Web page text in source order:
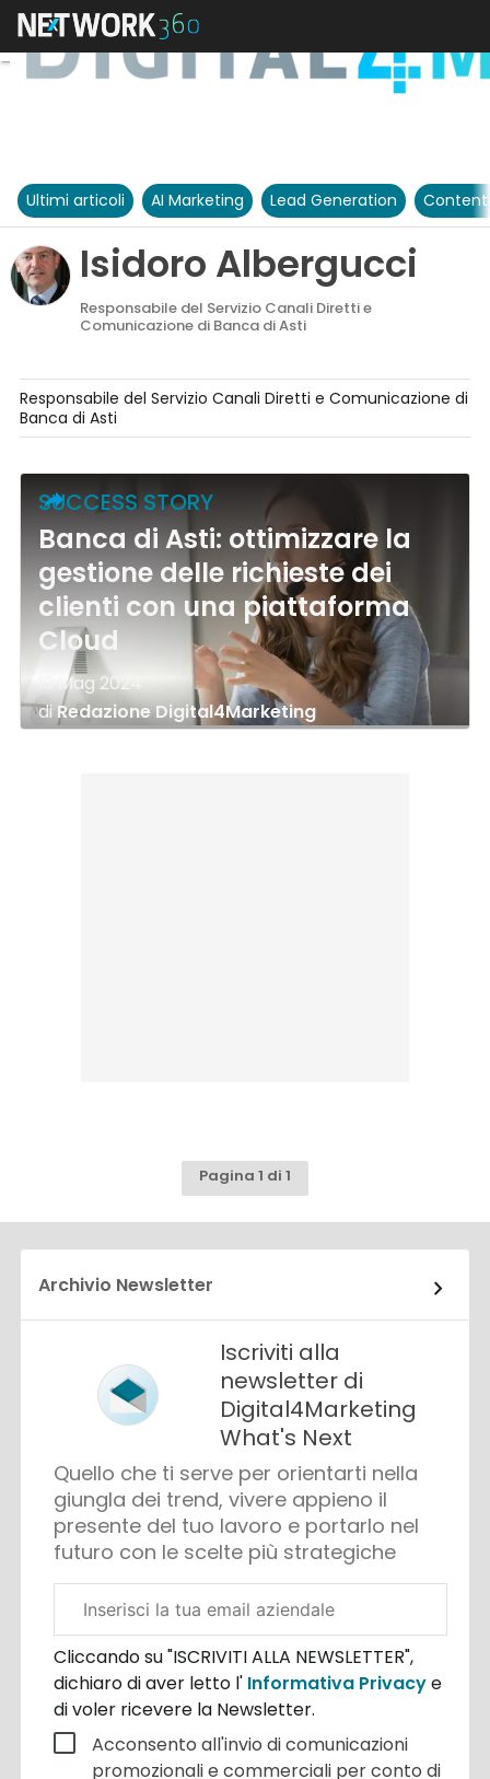
Ultimi articoli AI Marketing Lead Generation
Isidoro Albergucci
Responsabile del Servizio Canali Diretti e
Comunicazione di Banca di Asti
Responsabile del Servizio Canali Diretti e Comunicazione di
Banca di Asti
SUCCESS STORY
Banca di Asti: ottimizzare la
gestione delle richieste dei
clienti con una piattaforma
Cloud
13 Mag 2024
diRedazione Digital4Marketing
Pagina 1 di 1
Archivio Newsletter
Iscriviti alla
newsletter di
Digital4Marketing
What's Next
Quello che ti serve per orientarti nella
giungla dei trend, vivere appieno il
presente del tuo lavoro e portarlo nel
futuro con le scelte più strategiche
aziendale
Cliccando su "ISCRIVITI ALLA NEWSLETTER",
dichiaro di aver letto l' Informativa Privacye
di voler ricevere la Newsletter.
Acconsento all'invio di comunicazioni
promozionali e commerciali per conto di